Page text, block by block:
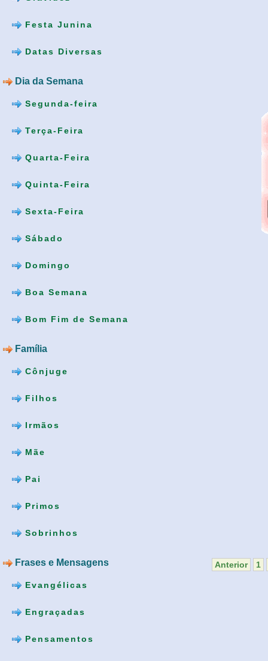
Festa Junina
Datas Diversas
Dia da Semana
Segunda-feira
Terça-Feira
Quarta-Feira
Quinta-Feira
Sexta-Feira
Sábado
Domingo
Boa Semana
Bom Fim de Semana
Família
Cônjuge
Filhos
Irmãos
Mãe
Pai
Primos
Sobrinhos
Frases e Mensagens
Evangélicas
Engraçadas
Pensamentos
Anterior 1